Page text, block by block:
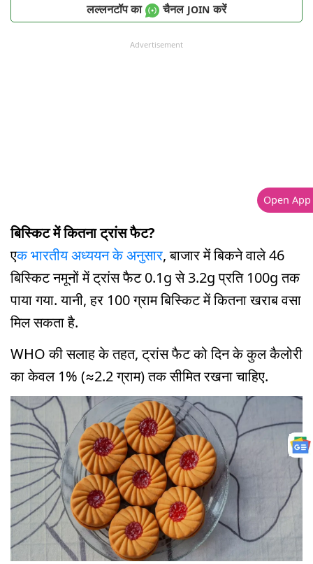
लल्लनटॉप का चैनल JOIN करें
Advertisement
बिस्किट में कितना ट्रांस फैट?
एक भारतीय अध्ययन के अनुसार, बाजार में बिकने वाले 46
बिस्किट नमूनों में ट्रांस फैट 0.1g से 3.2g प्रति 100g तक
पाया गया. यानी, हर 100 ग्राम बिस्किट में कितना खराब वसा
मिल सकता है.
WHO की सलाह के तहत, ट्रांस फैट को दिन के कुल कैलोरी
का केवल 1% (≈2.2 ग्राम) तक सीमित रखना चाहिए.
Open App